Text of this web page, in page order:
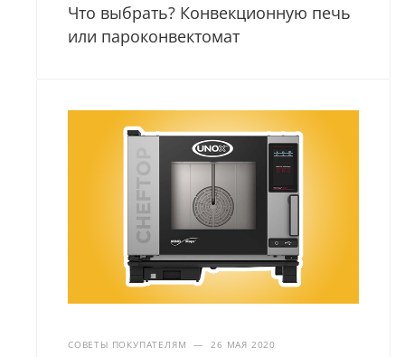
Что выбрать? Конвекционную печь
или пароконвектомат
СОВЕТЫ ПОКУПАТЕЛЯМ — 26 МАЯ 2020